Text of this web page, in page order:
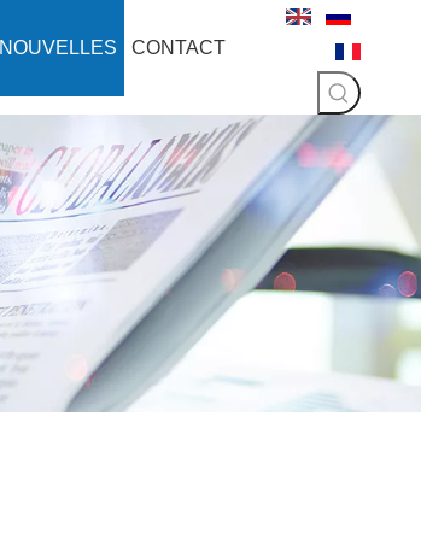
NOUVELLES CONTACT